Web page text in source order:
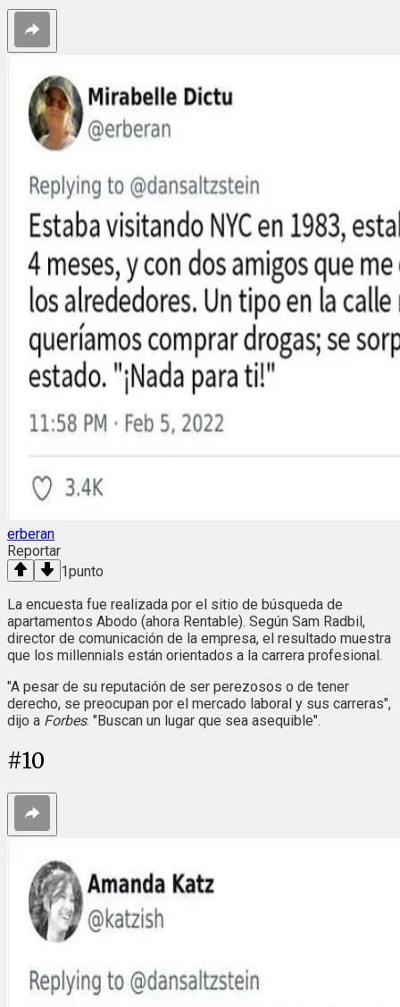
erberan
Reportar
1punto
La encuesta fue realizada por el sitio de búsqueda de
apartamentos Abodo (ahora Rentable). Según Sam Radbil,
director de comunicación de la empresa, el resultado muestra
que los millennials están orientados a la carrera profesional.
"A pesar de su reputación de ser perezosos o de tener
derecho, se preocupan por el mercado laboral y sus carreras",
dijo a Forbes. "Buscan un lugar que sea asequible".
#10